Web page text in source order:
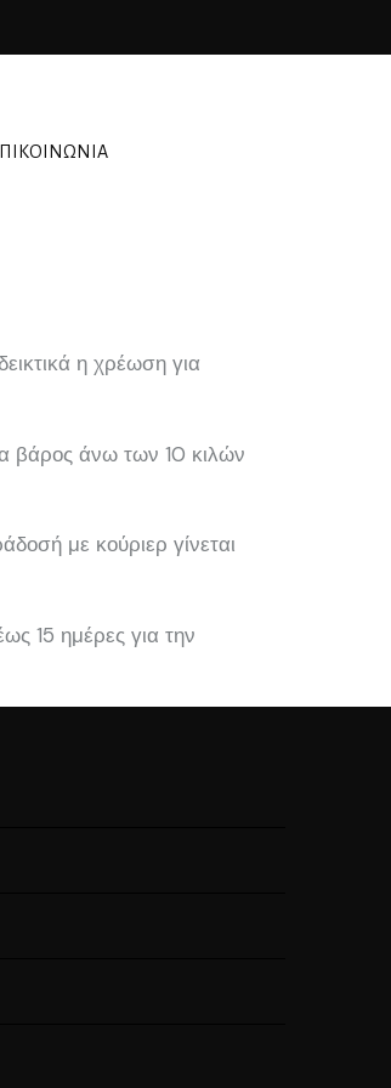
η χρέωση για
βάρος άνω των 10 κιλών
με κούριερ γίνεται
15 ημέρες για την